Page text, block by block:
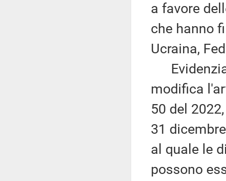
a favore
che hanno
Ucraina,
Evidenzia
modifica
50 del
31
al quale le
possono